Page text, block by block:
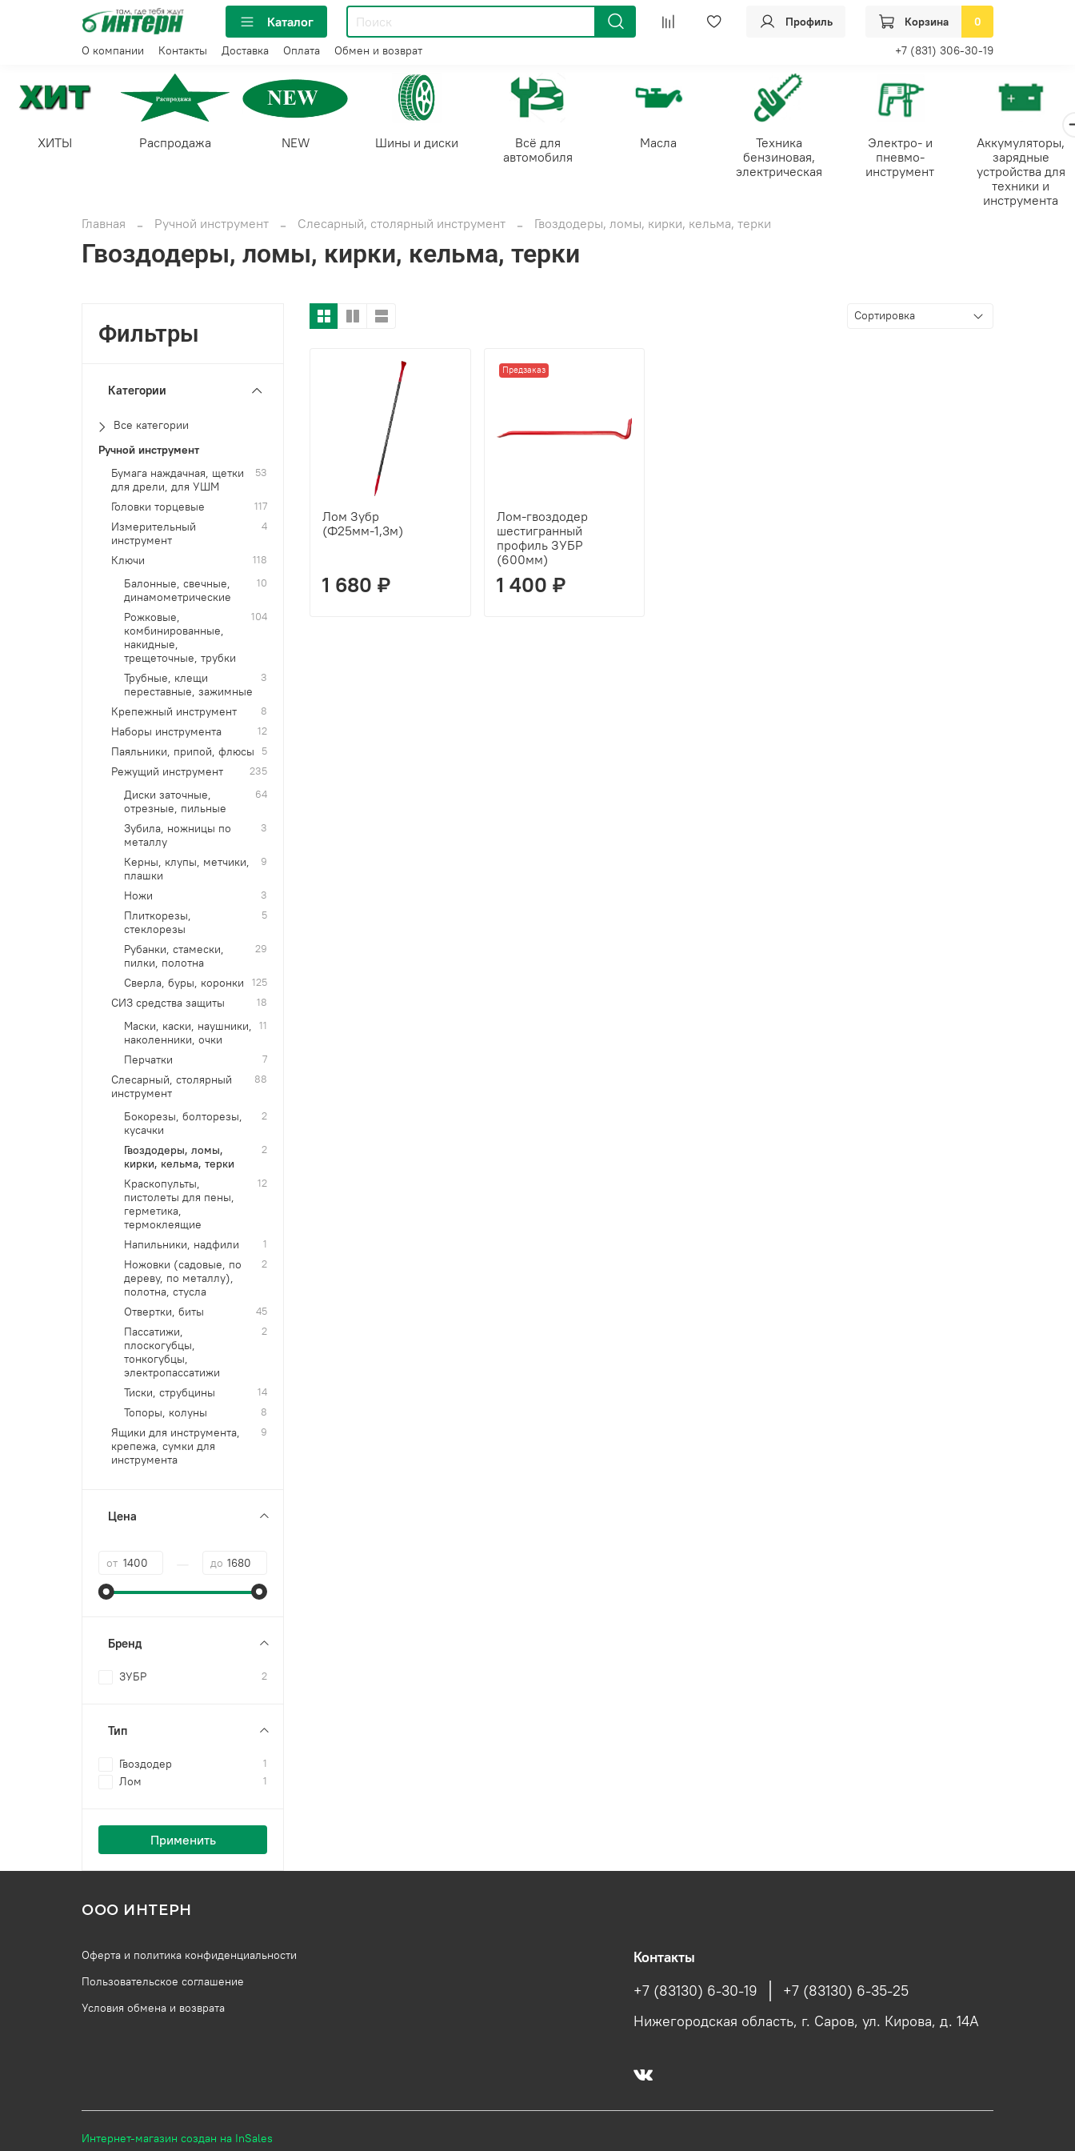
Каталог Профиль Корзина 0
О компании Контакты Доставка Оплата Обмен и возврат +7 (831) 306-30-19
ХИТЫ Распродажа NEW Шины и диски
Всё для
автомобиля
Масла
Техника
бензиновая,
электрическая
Электро- и
пневмо-
инструмент
Аккумуляторы,
зарядные
устройства для
техники и
инструмента
Главная
Ручной инструмент Слесарный, столярный инструмент Гвоздодеры, ломы, кирки, кельма, терки
Гвоздодеры, ломы, кирки, кельма, терки
Лом Зубр
(Ф25мм-1,3м)
1 680 ₽
Предзаказ
Лом-гвоздодер
шестигранный
профиль ЗУБР
(600мм)
1 400 ₽
Фильтры
Категории
Все категории
Ручной инструмент
Бумага наждачная, щетки
для дрели, для УШМ
53
Головки торцевые 117
Измерительный
инструмент
4
Ключи 118
Балонные, свечные,
динамометрические
10
Рожковые,
комбинированные,
накидные,
трещеточные, трубки
104
Трубные, клещи
переставные, зажимные
3
Крепежный инструмент 8
Наборы инструмента 12
Паяльники, припой, флюсы 5
Режущий инструмент 235
Диски заточные,
отрезные, пильные
64
Зубила, ножницы по
металлу
3
Керны, клупы, метчики,
плашки
9
Ножи 3
Плиткорезы,
стеклорезы
5
Рубанки, стамески,
пилки, полотна
29
Сверла, буры, коронки 125
СИЗ средства защиты 18
Маски, каски, наушники,
наколенники, очки
11
Перчатки 7
Слесарный, столярный
инструмент
88
Бокорезы, болторезы,
кусачки
2
Гвоздодеры, ломы,
кирки, кельма, терки
2
Краскопульты,
пистолеты для пены,
герметика,
термоклеящие
12
Напильники, надфили 1
Ножовки (садовые, по
дереву, по металлу),
полотна, стусла
2
Отвертки, биты 45
Пассатижи,
плоскогубцы,
тонкогубцы,
электропассатижи
2
Тиски, струбцины 14
Топоры, колуны 8
Ящики для инструмента,
крепежа, сумки для
инструмента
9
Цена
от до
Бренд
ЗУБР 2
Тип
Гвоздодер 1
Лом 1
Применить
ООО ИНТЕРН
Оферта и политика конфиденциальности
Пользовательское соглашение
Условия обмена и возврата
Контакты
+7 (83130) 6-30-19
+7 (83130) 6-35-25
Нижегородская область, г. Саров, ул. Кирова, д. 14А
Интернет-магазин создан на InSales